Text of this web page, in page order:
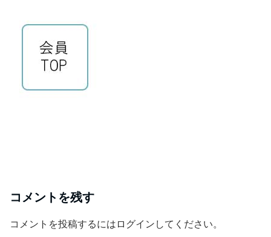
コメントを残す
コメントを投稿するには ログイン してください。